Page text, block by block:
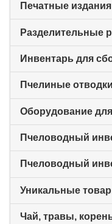
Печатные издания
Разделительные
Инвентарь для
Оборудование
Пчеловодный
Уникальные
Чай, травы,